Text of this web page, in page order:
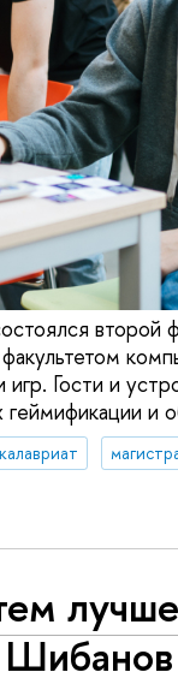
второй
Гости и
и
лучше